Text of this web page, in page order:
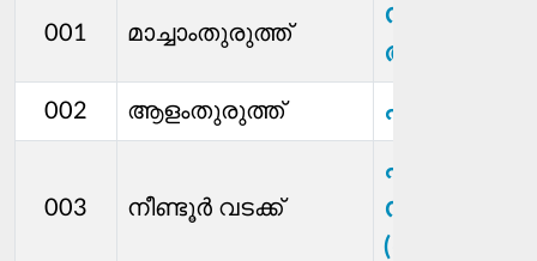
001 മാച്ചാംതുരുത്ത്
സി സി
അനിരുദ്ധൻ
002 ആളംതുരുത്ത് എ ഐ
003 നീണ്ടൂര്‍ വടക്ക്
എം എസ്
സജീവ്
(അണ്ണൻ)